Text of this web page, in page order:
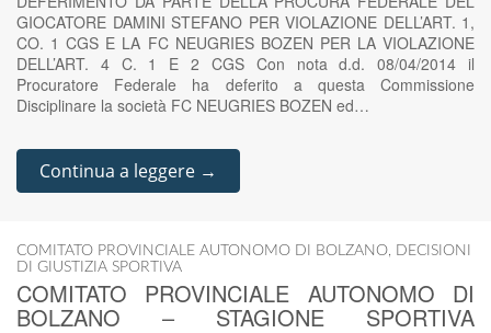
GIOCATORE DAMINI STEFANO PER VIOLAZIONE DELL’ART. 1,
CO. 1 CGS E LA FC NEUGRIES BOZEN PER LA VIOLAZIONE
DELL’ART. 4 C. 1 E 2 CGS Con nota d.d. 08/04/2014 il
Procuratore Federale ha deferito a questa Commissione
Disciplinare la società FC NEUGRIES BOZEN ed…
Continua a leggere →
COMITATO PROVINCIALE AUTONOMO DI BOLZANO, DECISIONI
DI GIUSTIZIA SPORTIVA
COMITATO PROVINCIALE AUTONOMO DI
BOLZANO – STAGIONE SPORTIVA